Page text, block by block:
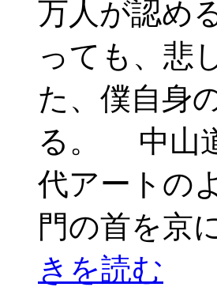
万人が認め
っても、悲
た、僕自身
る。 中山
代アートの
門の首を京
きを読む